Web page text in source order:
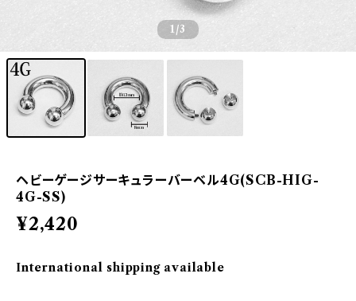
1 /3
ヘビーゲージサーキュラーバーベル4G(SCB-HIG-
4G-SS)
¥2,420
International shipping available